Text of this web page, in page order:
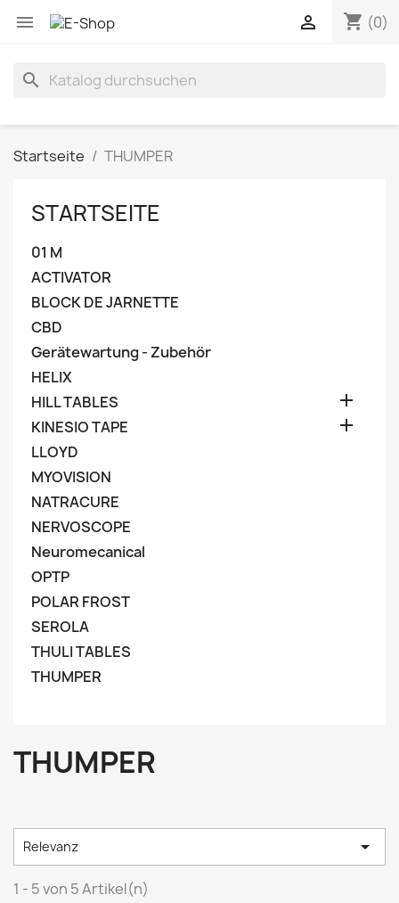
 shopping_cart (0)

search
Startseite THUMPER
STARTSEITE
01 M
ACTIVATOR
BLOCK DE JARNETTE
CBD
Gerätewartung - Zubehör
HELIX
HILL TABLES

KINESIO TAPE 
LLOYD
MYOVISION
NATRACURE
NERVOSCOPE
Neuromecanical
OPTP
POLAR FROST
SEROLA
THULI TABLES
THUMPER
THUMPER
Relevanz 
1 - 5 von 5 Artikel(n)